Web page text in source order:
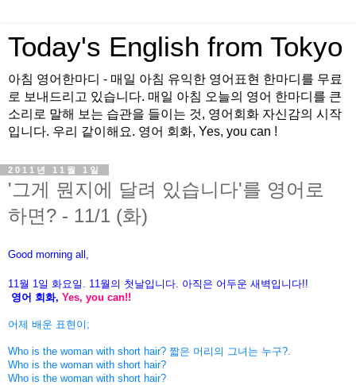
Today's English from Tokyo
아침 영어한마디 - 매일 아침 유익한 영어표현 한마디를 무료
로 보내드리고 있습니다. 매일 아침 오늘의 영어 한마디를 큰
소리로 말해 보는 습관을 들이는 것, 영어회화 자신감의 시작
입니다. 우리 같이해요. 영어 회화, Yes, you can !
2011년 11월 1일
'그게 뭔지에 달려 있습니다'를 영어로
하면? - 11/1 (화)
Good morning all,
11월 1일 화요일. 11월의 첫날입니다. 아직은 어두운 새벽입니다!!
영어 회화, Yes, you can!!
어제 배운 표현이;
Who is the woman with short hair? 짧은 머리의 그녀는 누구?.
Who is the woman with short hair?
Who is the woman with short hair?